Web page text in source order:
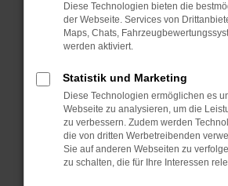
Starte dein Gerät neu.
Das kann manchmal helfen,
Probleme zu beheben.
Betriebssystem auf dem
sind.
Veraltete Software birgt nicht
Sicherheitsrisiko, sondern kann
führen, dass bestimmte
unterstützt werden.
Diese Technologien bieten die
der Webseite. Services von
Maps, Chats,
werden aktiviert.
Statistik und Marketing
Diese Technologien ermöglichen es
Webseite zu analysieren, um die
zu verbessern. Zudem werden
die von dritten Werbetreibenden
Sie auf anderen Webseiten zu
zu schalten, die für Ihre Interessen